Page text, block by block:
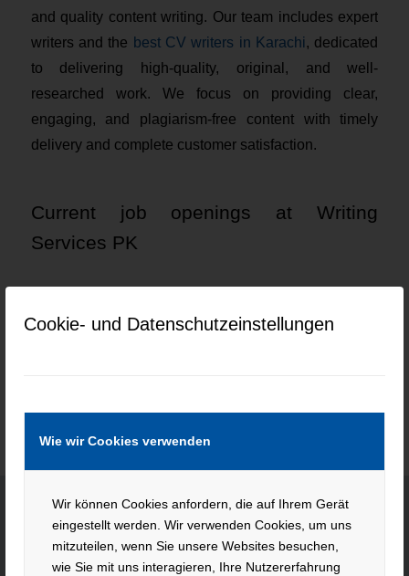
Cookie- und Datenschutzeinstellungen
Wie wir Cookies verwenden
Wir können Cookies anfordern, die auf Ihrem Gerät
eingestellt werden. Wir verwenden Cookies, um uns
mitzuteilen, wenn Sie unsere Websites besuchen,
wie Sie mit uns interagieren, Ihre Nutzererfahrung
and quality content writing. Our team includes expert
writers and the best CV writers in Karachi, dedicated
to delivering high-quality, original, and well-
researched work. We focus on providing clear,
engaging, and plagiarism-free content with timely
delivery and complete customer satisfaction.
Current job openings at Writing
Services PK
KONTAKT